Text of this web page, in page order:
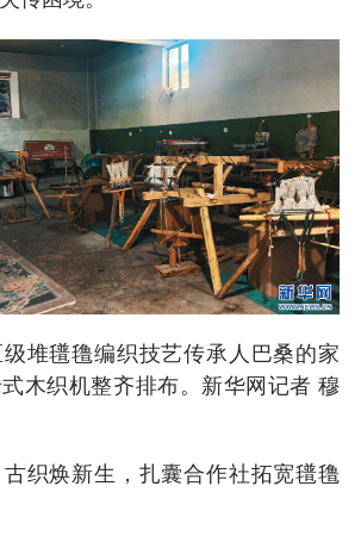
氆氇编织技艺传承人巴桑的家
木织机整齐排布。新华网记者 穆
焕新生，扎囊合作社拓宽氆氇